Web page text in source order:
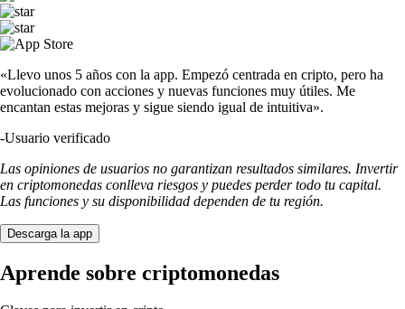
«Llevo unos 5 años con la app. Empezó centrada en cripto, pero ha
evolucionado con acciones y nuevas funciones muy útiles. Me
encantan estas mejoras y sigue siendo igual de intuitiva».
-Usuario verificado
Las opiniones de usuarios no garantizan resultados similares. Invertir
en criptomonedas conlleva riesgos y puedes perder todo tu capital.
Las funciones y su disponibilidad dependen de tu región.
Descarga la app
Aprende sobre criptomonedas